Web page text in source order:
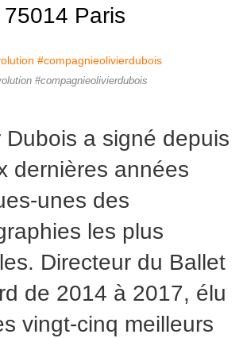
75014 Paris
#compagnieolivierdubois
Dubois a signé depuis
dernières années
unes des
les plus
Directeur du Ballet
de 2014 à 2017, élu
vingt-cinq meilleurs